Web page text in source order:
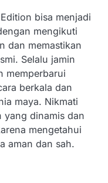
bisa menjadi
mengikuti
dan memastikan
Selalu jamin
memperbarui
berkala dan
maya. Nikmati
yang dinamis dan
mengetahui
aman dan sah.